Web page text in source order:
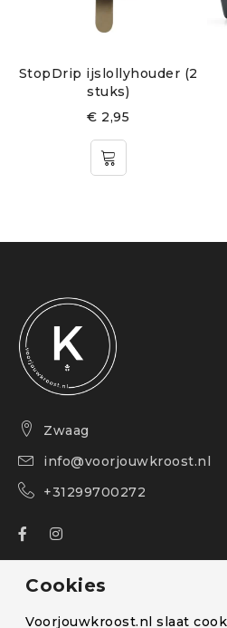
StopDrip ijslollyhouder (2
stuks)
€ 2,95
Zwaag
info@voorjouwkroost.nl
+31299700272
Over ons
Bestelling volgen
Cookies
Voorjouwkroost.nl slaat